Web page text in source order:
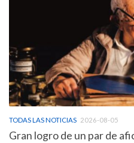
TODAS LAS NOTICIAS 2026-08-05
Gran logro de un par de